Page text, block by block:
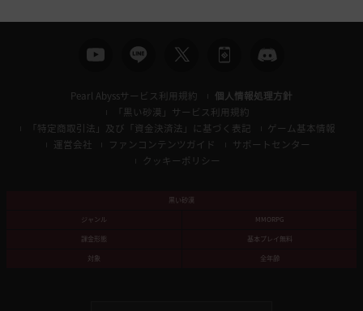
Pearl Abyssサービス利用規約
個人情報処理方針
「黒い砂漠」サービス利用規約
「特定商取引法」及び「資金決済法」に基づく表記
ゲーム基本情報
運営会社
ファンコンテンツガイド
サポートセンター
クッキーポリシー
黒い砂漠
ジャンル
MMORPG
課金形態
基本プレイ無料
対象
全年齢